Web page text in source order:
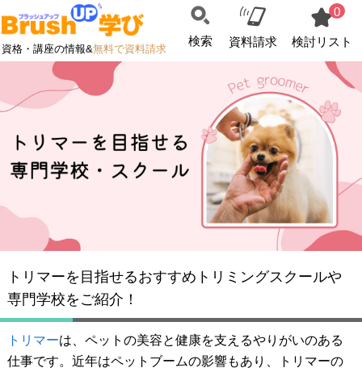
資格・講座の情報&無料で資料請求
検索 資料請求
0
検討リスト
トリマーを目指せるおすすめトリミングスクールや
専門学校をご紹介！
トリマーは、ペットの美容と健康を支えるやりがいのある
仕事です。近年はペットブームの影響もあり、トリマーの